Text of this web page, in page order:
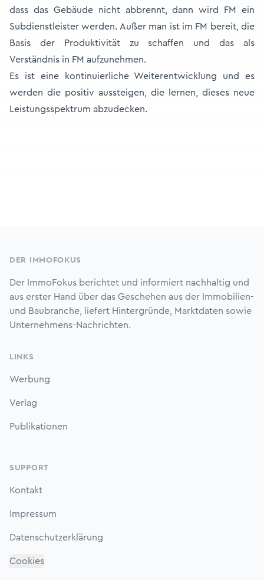
dass das Gebäude nicht abbrennt, dann wird FM ein
Subdienstleister werden. Außer man ist im FM bereit, die
Basis der Produktivität zu schaffen und das als
Verständnis in FM aufzunehmen.
Es ist eine kontinuierliche Weiterentwicklung und es
werden die positiv aussteigen, die lernen, dieses neue
Leistungsspektrum abzudecken.
DER IMMOFOKUS
Der ImmoFokus berichtet und informiert nachhaltig und
aus erster Hand über das Geschehen aus der Immobilien-
und Baubranche, liefert Hintergründe, Marktdaten sowie
Unternehmens-Nachrichten.
LINKS
Werbung
Verlag
Publikationen
SUPPORT
Kontakt
Impressum
Datenschutzerklärung
Cookies